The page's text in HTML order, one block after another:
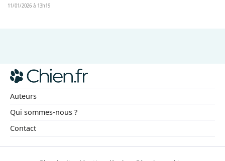
11/01/2026 à 13h19
Auteurs
Qui sommes-nous ?
Contact